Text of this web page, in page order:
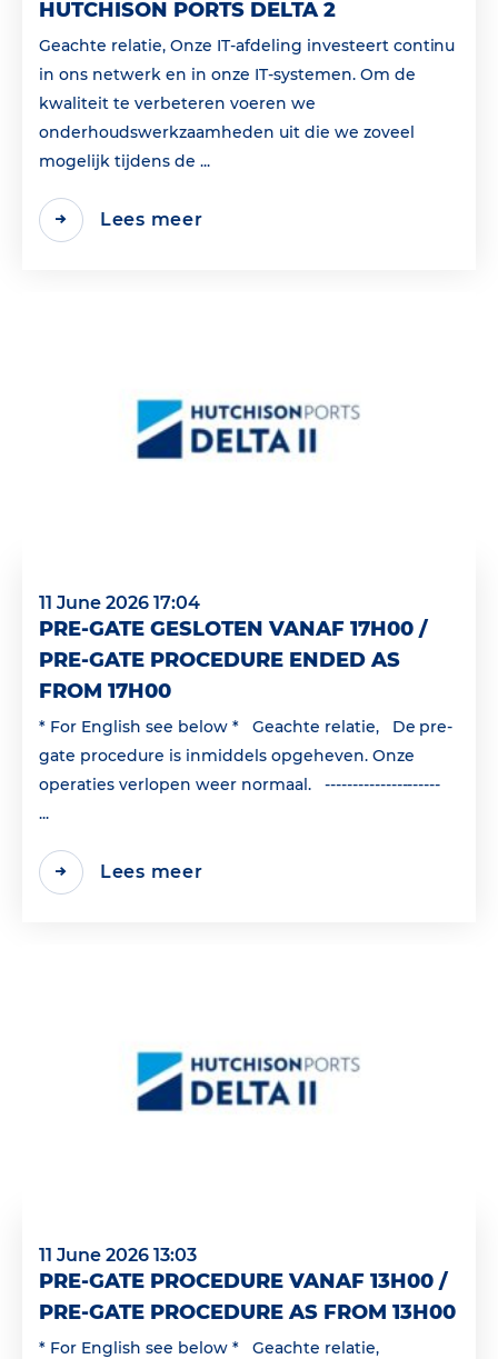
HUTCHISON PORTS DELTA 2
Geachte relatie, Onze IT-afdeling investeert continu
in ons netwerk en in onze IT-systemen. Om de
kwaliteit te verbeteren voeren we
onderhoudswerkzaamheden uit die we zoveel
mogelijk tijdens de ...
Lees meer
11 June 2026 17:04
PRE-GATE GESLOTEN VANAF 17H00 /
PRE-GATE PROCEDURE ENDED AS
FROM 17H00
* For English see below * Geachte relatie, De pre-
gate procedure is inmiddels opgeheven. Onze
operaties verlopen weer normaal. ---------------------
...
Lees meer
11 June 2026 13:03
PRE-GATE PROCEDURE VANAF 13H00 /
PRE-GATE PROCEDURE AS FROM 13H00
* For English see below * Geachte relatie,